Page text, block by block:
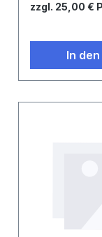
zzgl. 25,00 €
In